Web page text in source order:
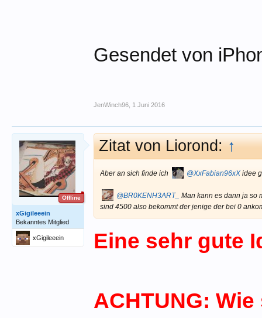
Gesendet von
JenWinch96 1 Juni 2016
Offline
xGigileeein
Bekanntes Mitglied
xGigileeein
Zitat von Liorond:↑
Aber an sich finde ich @XxFabian96xX idee
@BR0KENH3ART_
Man kann es dann ja so
sind 4500 also bekommt der jenige der bei 0
Eine sehr gute
ACHTUNG: